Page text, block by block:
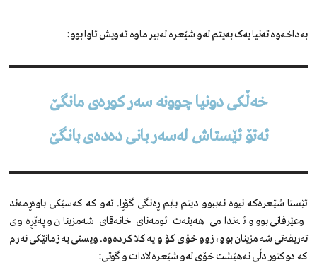
بەداخەوە تەنیا یەک بەیتم لەو شێعرە لەبیر ماوە ئەویش ئاوا بوو:
خەڵکی دونیا چوونە سەر کورەی مانگێ
ئەتۆ ئێستاش لەسەر بانی دەدەی بانگێ
ئێستا شێعرەکە نیوە نەببوو دیتم بابم ڕەنگی گۆڕا. ئەو کە کەسێکی باوەڕمەند
وعێرفانی بوو و ئەندامی هەیئەت ئومەنای خانەقای شەمزینان و پەێڕەوی
تەریقەتی شەمزینان بوو، زوو خۆی کۆ و یەکلا کردەوە. ویستی بە زمانێکی نەرم
کە دوکتور دڵی نەهێشت خۆی لەو شێعرە لادات و گوتی: